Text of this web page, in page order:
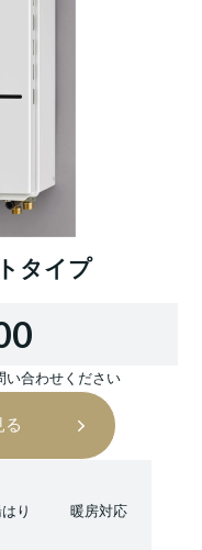
タイプ
い合わせください
る
り 暖房対応